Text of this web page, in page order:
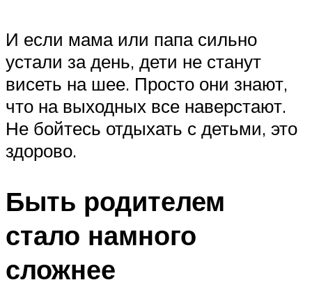
И если мама или папа сильно
устали за день, дети не станут
висеть на шее. Просто они знают,
что на выходных все наверстают.
Не бойтесь отдыхать с детьми, это
здорово.
Быть родителем
стало намного
сложнее